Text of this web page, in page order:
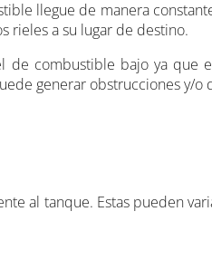
llegue de manera
rieles a su lugar de destino.
combustible bajo ya que
generar obstrucciones y/o
al tanque. Estas pueden